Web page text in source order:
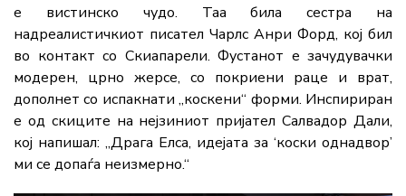
е вистинско чудо. Таа била сестра на
надреалистичкиот писател Чарлс Анри Форд, кој бил
во контакт со Скиапарели. Фустанот е зачудувачки
модерен, црно жерсе, со покриени раце и врат,
дополнет со испакнати „коскени“ форми. Инспириран
е од скиците на нејзиниот пријателСалвадор Дали,
кој напишал: „Драга Елса, идејата за ‘коски однадвор’
ми се допаѓа неизмерно.“